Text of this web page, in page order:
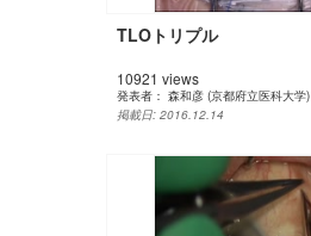
TLOトリプル
10921 views
発表者： 森和彦 (京都府立医科大学)
掲載日: 2016.12.14